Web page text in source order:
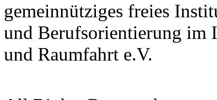
gemeinnütziges freies
und Berufsorientierung im
und Raumfahrt e.V.